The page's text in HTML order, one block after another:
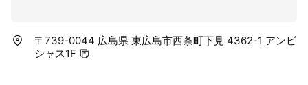
〒739-0044 広島県 東広島市西条町下見 4362-1 アンビ
シャス1F